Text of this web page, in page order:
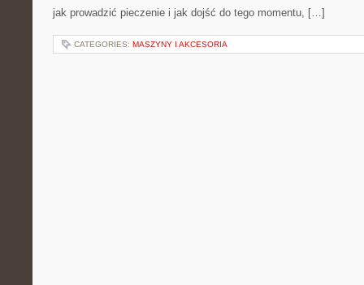
jak prowadzić pieczenie i jak dojść do tego momentu, […]
CATEGORIES: MASZYNY I AKCESORIA